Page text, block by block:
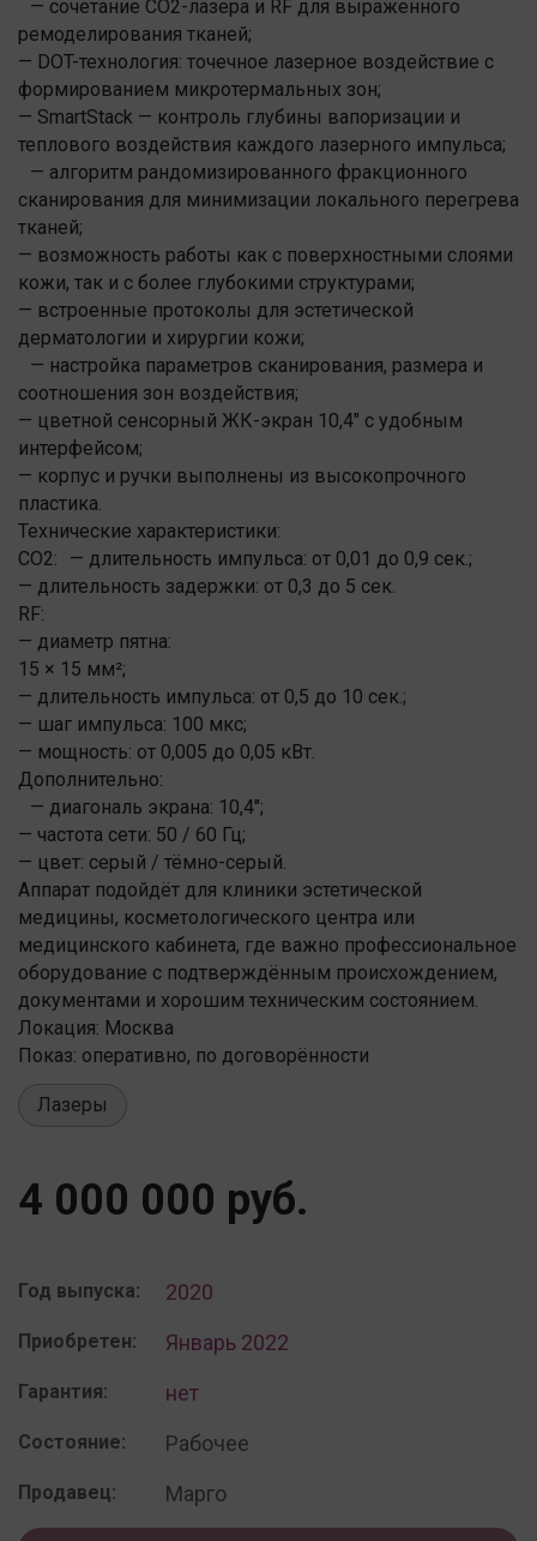
— сочетание CO2-лазера и RF для выраженного
ремоделирования тканей;
— DOT-технология: точечное лазерное воздействие с
формированием микротермальных зон;
— SmartStack — контроль глубины вапоризации и
теплового воздействия каждого лазерного импульса;
— алгоритм рандомизированного фракционного
сканирования для минимизации локального перегрева
тканей;
— возможность работы как с поверхностными слоями
кожи, так и с более глубокими структурами;
— встроенные протоколы для эстетической
дерматологии и хирургии кожи;
— настройка параметров сканирования, размера и
соотношения зон воздействия;
— цветной сенсорный ЖК-экран 10,4" с удобным
интерфейсом;
— корпус и ручки выполнены из высокопрочного
пластика.
Технические характеристики:
CO2: — длительность импульса: от 0,01 до 0,9 сек.;
— длительность задержки: от 0,3 до 5 сек.
RF:
— диаметр пятна:
15 × 15 мм²;
— длительность импульса: от 0,5 до 10 сек.;
— шаг импульса: 100 мкс;
— мощность: от 0,005 до 0,05 кВт.
Дополнительно:
— диагональ экрана: 10,4";
— частота сети: 50 / 60 Гц;
— цвет: серый / тёмно-серый.
Аппарат подойдёт для клиники эстетической
медицины, косметологического центра или
медицинского кабинета, где важно профессиональное
оборудование с подтверждённым происхождением,
документами и хорошим техническим состоянием.
Локация: Москва
Показ: оперативно, по договорённости
Лазеры
4 000 000 руб.
Год выпуска: 2020
Приобретен: Январь 2022
Гарантия: нет
Состояние: Рабочее
Продавец: Марго